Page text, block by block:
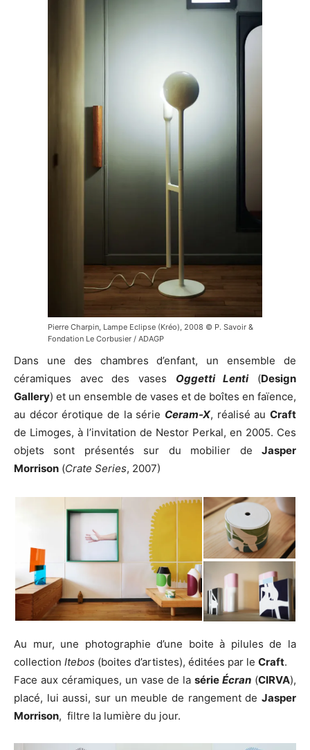
Pierre Charpin, Lampe Eclipse (Kréo), 2008 © P. Savoir &
Fondation Le Corbusier / ADAGP
Dans une des chambres d’enfant, un ensemble de
céramiques avec des vases Oggetti Lenti(Design
Gallery) et un ensemble de vases et de boîtes en faïence,
au décor érotique de la série Ceram-X, réalisé au Craft
de Limoges, à l’invitation de Nestor Perkal, en 2005. Ces
objets sont présentés sur du mobilier de Jasper
Morrison (Crate Series, 2007)
Au mur, une photographie d’une boite à pilules de la
collection Itebos (boites d’artistes), éditées par le Craft.
Face aux céramiques, un vase de lasérieÉcran (CIRVA),
placé, lui aussi, sur un meuble de rangement de Jasper
Morrison, filtre la lumière du jour.